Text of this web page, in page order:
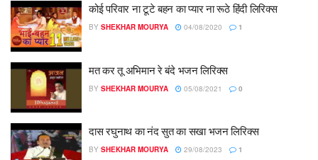
कोई परिवार ना टूटे बहन का प्यार ना रूठे हिंदी लिरिक्स
BY SHEKHAR MOURYA 04/08/2020 1
मत कर तू अभिमान रे बंदे भजन लिरिक्स
BY SHEKHAR MOURYA 05/08/2021 0
दास रघुनाथ का नंद सुत का सखा भजन लिरिक्स
BY SHEKHAR MOURYA 29/08/2023 1